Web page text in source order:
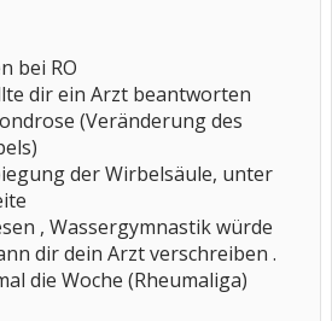
bei RO
dir ein Arzt beantworten
(Veränderung des
der Wirbelsäule, unter
, Wassergymnastik würde
dir dein Arzt verschreiben .
die Woche (Rheumaliga)